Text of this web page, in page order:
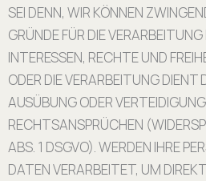
SEI DENN, WIR KÖNNEN
GRÜNDE FÜR DIE
INTERESSEN, RECHTE UND
ODER DIE VERARBEITUNG DIENT
AUSÜBUNG ODER
RECHTSANSPRÜCHEN
ABS. 1 DSGVO). WERDEN IHRE
DATEN VERARBEITET, UM